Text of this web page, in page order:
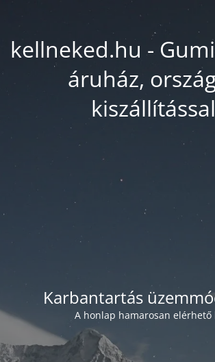
kellneked.hu -
áruház,
kiszállítással
Karbantartás
A honlap hamarosan elérhető